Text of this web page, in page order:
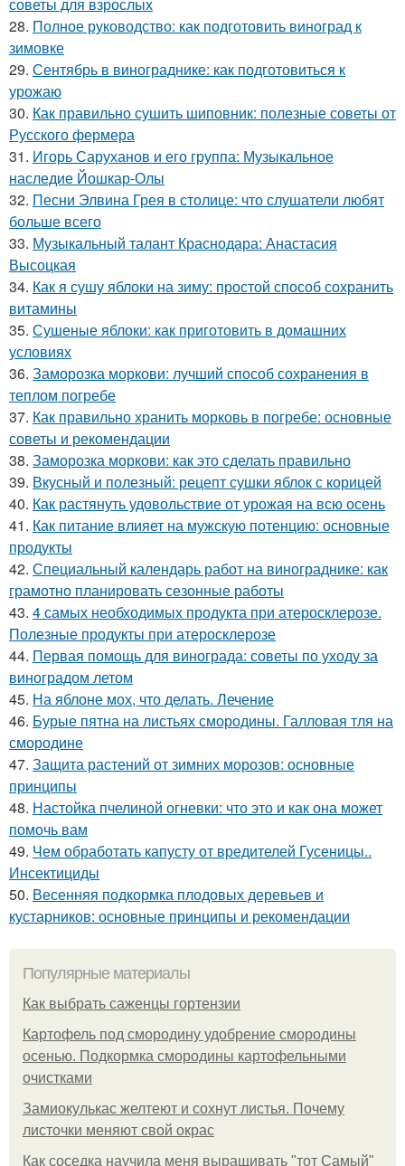
советы для взрослых
28. Полное руководство: как подготовить виноград к
зимовке
29. Сентябрь в винограднике: как подготовиться к
урожаю
30. Как правильно сушить шиповник: полезные советы от
Русского фермера
31. Игорь Саруханов и его группа: Музыкальное
наследие Йошкар-Олы
32. Песни Элвина Грея в столице: что слушатели любят
больше всего
33. Музыкальный талант Краснодара: Анастасия
Высоцкая
34. Как я сушу яблоки на зиму: простой способ сохранить
витамины
35. Сушеные яблоки: как приготовить в домашних
условиях
36. Заморозка моркови: лучший способ сохранения в
теплом погребе
37. Как правильно хранить морковь в погребе: основные
советы и рекомендации
38. Заморозка моркови: как это сделать правильно
39. Вкусный и полезный: рецепт сушки яблок с корицей
40. Как растянуть удовольствие от урожая на всю осень
41. Как питание влияет на мужскую потенцию: основные
продукты
42. Специальный календарь работ на винограднике: как
грамотно планировать сезонные работы
43. 4 самых необходимых продукта при атеросклерозе.
Полезные продукты при атеросклерозе
44. Первая помощь для винограда: советы по уходу за
виноградом летом
45. На яблоне мох, что делать. Лечение
46. Бурые пятна на листьях смородины. Галловая тля на
смородине
47. Защита растений от зимних морозов: основные
принципы
48. Настойка пчелиной огневки: что это и как она может
помочь вам
49. Чем обработать капусту от вредителей Гусеницы..
Инсектициды
50. Весенняя подкормка плодовых деревьев и
кустарников: основные принципы и рекомендации
Популярные материалы
Как выбрать саженцы гортензии
Картофель под смородину удобрение смородины
осенью. Подкормка смородины картофельными
очистками
Замиокулькас желтеют и сохнут листья. Почему
листочки меняют свой окрас
Как соседка научила меня выращивать "тот Самый"